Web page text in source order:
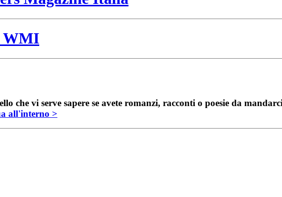
WMI
che vi serve sapere se avete romanzi, racconti o poesie da
all'interno >